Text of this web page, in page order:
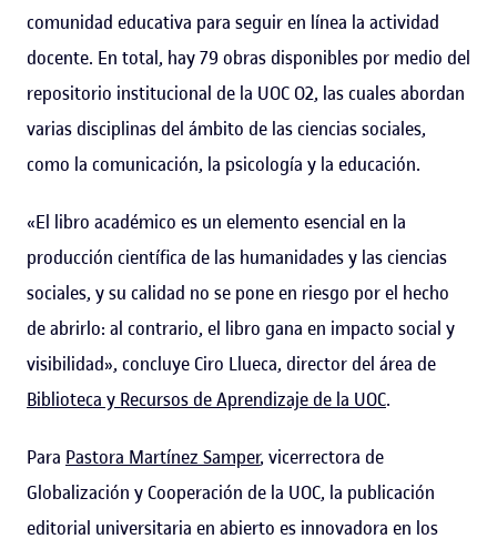
comunidad educativa para seguir en línea la actividad
docente. En total, hay 79 obras disponibles por medio del
repositorio institucional de la UOC O2, las cuales abordan
varias disciplinas del ámbito de las ciencias sociales,
como la comunicación, la psicología y la educación.
«El libro académico es un elemento esencial en la
producción científica de las humanidades y las ciencias
sociales, y su calidad no se pone en riesgo por el hecho
de abrirlo: al contrario, el libro gana en impacto social y
visibilidad», concluye Ciro Llueca, director del área de
Biblioteca y Recursos de Aprendizaje de la UOC.
Para Pastora Martínez Samper, vicerrectora de
Globalización y Cooperación de la UOC, la publicación
editorial universitaria en abierto es innovadora en los